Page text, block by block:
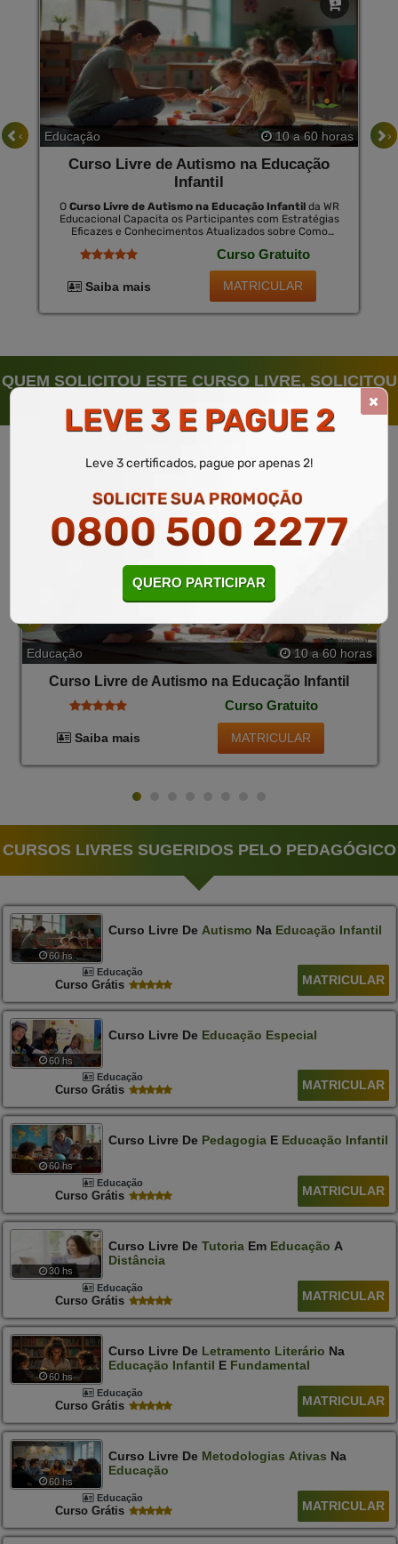
Educação 10 a 60 horas
Curso Livre de Autismo na Educação
Infantil
O Curso Livre de Autismo na Educação Infantilda WR
Educacional Capacita os Participantes com Estratégias
Eficazes e Conhecimentos Atualizados sobre Como
para Fomentar Um Ambiente Inclusivo Que Valoriza as
Diferenças e Maximiza o Potencial de Cada Criança. ao
Concluir o Curso, Há a Opção de Certificação, Que É
Válida Nacionalmente por Uma Pequena Taxa,
Reconhecimento Profissional.
Curso Gratuito
Saiba mais MATRICULAR
‹ ›
QUEM SOLICITOU ESTE CURSO LIVRE, SOLICITOU
Educação 10 a 60 horas
Curso Livre de Autismo na Educação Infantil
Curso Gratuito
Saiba mais MATRICULAR
CURSOS LIVRES SUGERIDOS PELO PEDAGÓGICO
60 hs
Curso Livre De Autismo Na Educação Infantil
Educação
Curso Grátis MATRICULAR
60 hs
Curso Livre De Educação Especial
Educação
Curso Grátis MATRICULAR
60 hs
Curso Livre De PedagogiaE Educação Infantil
Educação
Curso Grátis MATRICULAR
30 hs
Curso Livre De TutoriaEm Educação A
Distância
Educação
Curso Grátis MATRICULAR
60 hs
Curso Livre De Letramento Literário Na
Educação Infantil E Fundamental
Educação
Curso Grátis MATRICULAR
60 hs
Curso Livre De Metodologias Ativas Na
Educação
Educação
Curso Grátis MATRICULAR
LEVE 3 E PAGUE 2
Leve 3 certificados, pague por apenas 2!
SOLICITE SUA PROMOÇÃO
0800 500 2277
QUERO PARTICIPAR